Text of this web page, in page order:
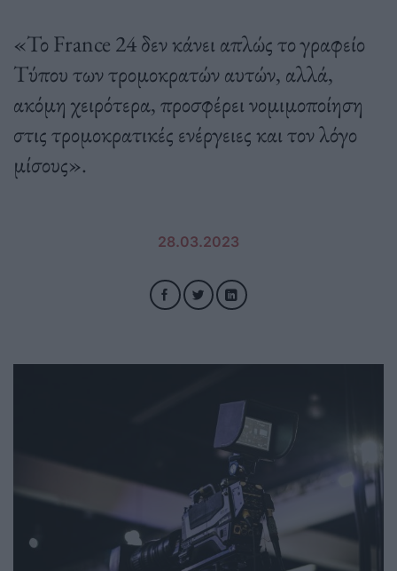
«Το France 24 δεν κάνει απλώς το γραφείο
Τύπου των τρομοκρατών αυτών, αλλά,
ακόμη χειρότερα, προσφέρει νομιμοποίηση
στις τρομοκρατικές ενέργειες και τον λόγο
μίσους».
28.03.2023